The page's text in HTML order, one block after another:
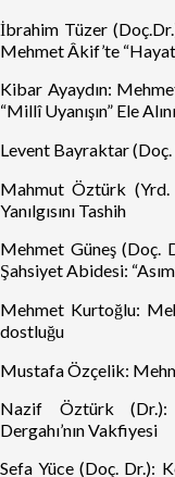
İbrahim Tüzer
Mehmet Âkif’te
Kibar Ayaydın:
“Millî Uyanışın” Ele
Levent Bayraktar
Mahmut Öztürk (Yrd.
Yanılgısını Tashih
Mehmet Güneş (Doç.
Şahsiyet Abidesi:
Mehmet Kurtoğlu:
dostluğu
Mustafa Özçelik:
Nazif Öztürk (Dr.):
Dergahı’nın Vakfiyesi
Sefa Yüce (Doç. Dr.):